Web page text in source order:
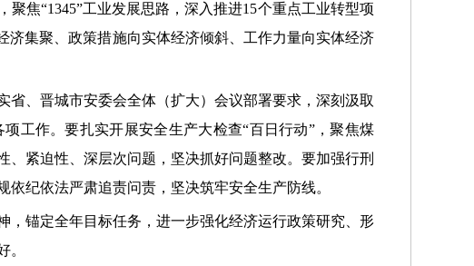
焦“1345”工业发展思路，深入推进15个重点工业转型项
济集聚、政策措施向实体经济倾斜、工作力量向实体经济
、晋城市安委会全体（扩大）会议部署要求，深刻汲取
工作。要扎实开展安全生产大检查“百日行动”，聚焦煤
紧迫性、深层次问题，坚决抓好问题整改。要加强行刑
纪依法严肃追责问责，坚决筑牢安全生产防线。
锚定全年目标任务，进一步强化经济运行政策研究、形
。